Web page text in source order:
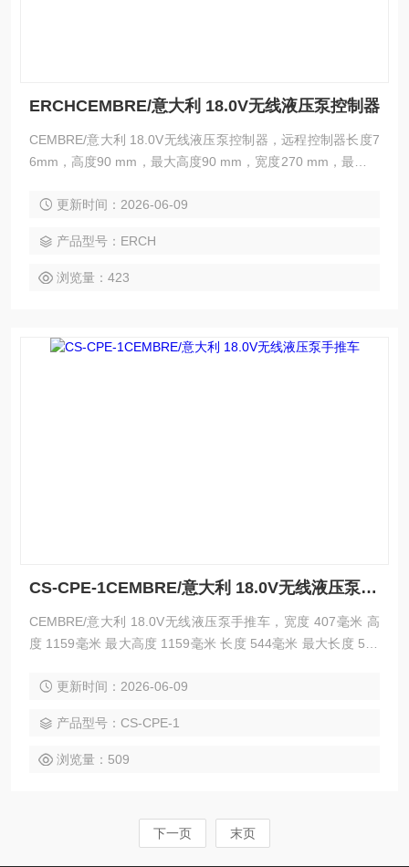
ERCHCEMBRE/意大利 18.0V无线液压泵控制器
CEMBRE/意大利 18.0V无线液压泵控制器，远程控制器长度7
6mm，高度90 mm，最大高度90 mm，宽度270 mm，最大宽
更新时间：2026-06-09
产品型号：ERCH
浏览量：423
CS-CPE-1CEMBRE/意大利 18.0V无线液压泵手推车
CEMBRE/意大利 18.0V无线液压泵手推车，宽度 407毫米 高
度 1159毫米 最大高度 1159毫米 长度 544毫米 最大长度 544
更新时间：2026-06-09
产品型号：CS-CPE-1
浏览量：509
下一页 末页